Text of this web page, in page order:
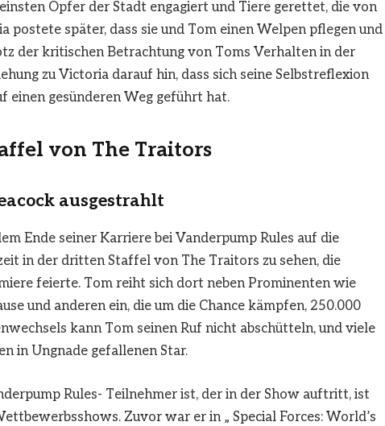
Opfer der Stadt engagiert und Tiere gerettet, die von
später, dass sie und Tom einen Welpen pflegen und
der kritischen Betrachtung von Toms Verhalten in der
zu Victoria darauf hin, dass sich seine Selbstreflexion
einen gesünderen Weg geführt hat.
von The Traitors
ausgestrahlt
Ende seiner Karriere bei Vanderpump Rules auf die
in der dritten Staffel von The Traitors zu sehen, die
feierte. Tom reiht sich dort neben Prominenten wie
und anderen ein, die um die Chance kämpfen, 250.000
kann Tom seinen Ruf nicht abschütteln, und viele
in Ungnade gefallenen Star.
Rules- Teilnehmer ist, der in der Show auftritt, ist
Zuvor war er in „ Special Forces: World’s